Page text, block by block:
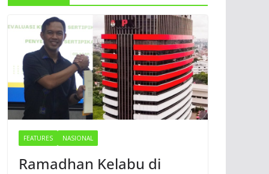
FEATURES NASIONAL
Ramadhan Kelabu di